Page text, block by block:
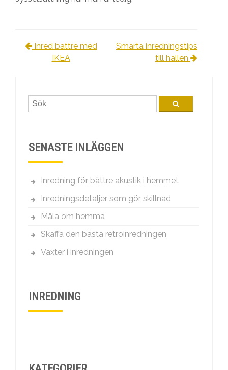
Inläggsnavigering
Inred bättre med
IKEA
Smarta inredningstips
till hallen
SENASTE INLÄGGEN
Inredning för bättre akustik i hemmet
Inredningsdetaljer som gör skillnad
Måla om hemma
Skaffa den bästa retroinredningen
Växter i inredningen
INREDNING